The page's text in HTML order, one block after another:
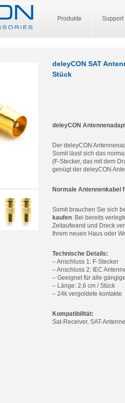
Produkte Support
deleyCON SAT
Stück
deleyCON
Der deleyCON
Somit lässt sich das
(F-Stecker, das mit dem
genügt der deleyCON
Normale Antennenkabel
Somit brauchen Sie sich
kaufen. Bei bereits
Zeitaufwand und Dreck
Ihrem neuen Haus oder
Technische Details:
– Anschluss 1: F-Stecker
– Anschluss 2: IEC
– Geeignet für alle
– Länge: 2,6 cm / Stück
– 24k vergoldete kontakte
Kompatibilität:
Sat-Receiver, SAT-